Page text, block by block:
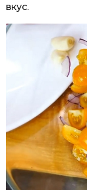
вкус.